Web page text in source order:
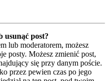
usunąć post?
lub moderatorem, możesz
posty. Możesz zmienić post,
się przy danym poście.
przez pewien czas po jego